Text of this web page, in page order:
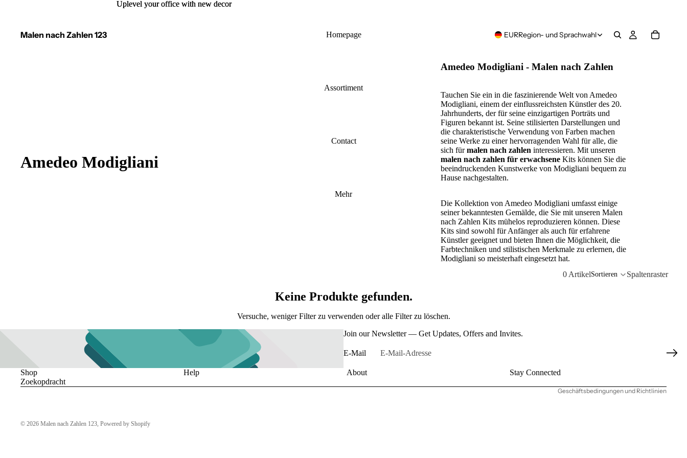
Uplevel your office with new decor
Uplevel your office with new decor
Malen nach Zahlen 123 Homepage
Assortiment
Contact
Mehr
EURRegion- und Sprachwahl
Amedeo Modigliani
Amedeo Modigliani - Malen nach Zahlen
Tauchen Sie ein in die faszinierende Welt von Amedeo
Modigliani, einem der einflussreichsten Künstler des 20.
Jahrhunderts, der für seine einzigartigen Porträts und
Figuren bekannt ist. Seine stilisierten Darstellungen und
die charakteristische Verwendung von Farben machen
seine Werke zu einer hervorragenden Wahl für alle, die
sich fürmalen nach zahlen interessieren. Mit unseren
malen nach zahlen für erwachseneKits können Sie die
beeindruckenden Kunstwerke von Modigliani bequem zu
Hause nachgestalten.
Die Kollektion von Amedeo Modigliani umfasst einige
seiner bekanntesten Gemälde, die Sie mit unseren Malen
nach Zahlen Kits mühelos reproduzieren können. Diese
Kits sind sowohl für Anfänger als auch für erfahrene
Künstler geeignet und bieten Ihnen die Möglichkeit, die
Farbtechniken und stilistischen Merkmale zu erlernen, die
Modigliani so meisterhaft eingesetzt hat.
0 ArtikelSortieren Spaltenraster
Keine Produkte gefunden.
Versuche, weniger Filter zu verwenden oderalle Filter zu löschen.
Join our Newsletter — Get Updates, Offers and Invites.
E-Mail
Shop
Zoekopdracht
Help About Stay Connected
© 2026 Malen nach Zahlen 123, Powered by Shopify
Geschäftsbedingungen und Richtlinien